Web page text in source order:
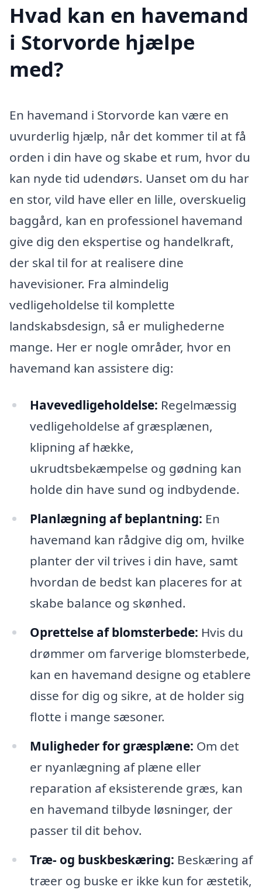
Hvad kan en havemand
i Storvorde hjælpe
med?
En havemand i Storvorde kan være en
uvurderlig hjælp, når det kommer til at få
orden i din have og skabe et rum, hvor du
kan nyde tid udendørs. Uanset om du har
en stor, vild have eller en lille, overskuelig
baggård, kan en professionel havemand
give dig den ekspertise og handelkraft,
der skal til for at realisere dine
havevisioner. Fra almindelig
vedligeholdelse til komplette
landskabsdesign, så er mulighederne
mange. Her er nogle områder, hvor en
havemand kan assistere dig:
Havevedligeholdelse: Regelmæssig
vedligeholdelse af græsplænen,
klipning af hække,
ukrudtsbekæmpelse og gødning kan
holde din have sund og indbydende.
Planlægning af beplantning: En
havemand kan rådgive dig om, hvilke
planter der vil trives i din have, samt
hvordan de bedst kan placeres for at
skabe balance og skønhed.
Oprettelse af blomsterbede: Hvis du
drømmer om farverige blomsterbede,
kan en havemand designe og etablere
disse for dig og sikre, at de holder sig
flotte i mange sæsoner.
Muligheder for græsplæne: Om det
er nyanlægning af plæne eller
reparation af eksisterende græs, kan
en havemand tilbyde løsninger, der
passer til dit behov.
Træ- og buskbeskæring: Beskæring af
træer og buske er ikke kun for æstetik,